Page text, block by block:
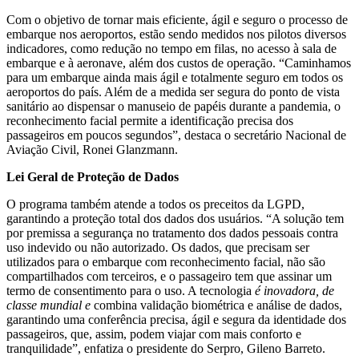
Com o objetivo de tornar mais eficiente, ágil e seguro o processo de
embarque nos aeroportos, estão sendo medidos nos pilotos diversos
indicadores, como redução no tempo em filas, no acesso à sala de
embarque e à aeronave, além dos custos de operação. “Caminhamos
para um embarque ainda mais ágil e totalmente seguro em todos os
aeroportos do país. Além de a medida ser segura do ponto de vista
sanitário ao dispensar o manuseio de papéis durante a pandemia, o
reconhecimento facial permite a identificação precisa dos
passageiros em poucos segundos”, destaca o secretário Nacional de
Aviação Civil, Ronei Glanzmann.
Lei Geral de Proteção de Dados
O programa também atende a todos os preceitos da LGPD,
garantindo a proteção total dos dados dos usuários. “A solução tem
por premissa a segurança no tratamento dos dados pessoais contra
uso indevido ou não autorizado. Os dados, que precisam ser
utilizados para o embarque com reconhecimento facial, não são
compartilhados com terceiros, e o passageiro tem que assinar um
termo de consentimento para o uso. A tecnologia é inovadora, de
classe mundial e combina validação biométrica e análise de dados,
garantindo uma conferência precisa, ágil e segura da identidade dos
passageiros, que, assim, podem viajar com mais conforto e
tranquilidade”, enfatiza o presidente do Serpro, Gileno Barreto.